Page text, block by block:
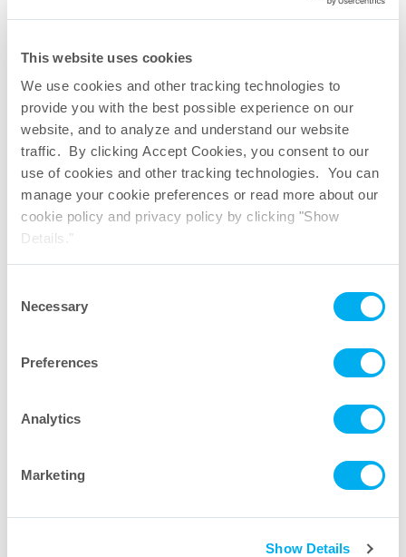
This website uses cookies
We use cookies and other tracking technologies to
provide you with the best possible experience on our
website, and to analyze and understand our website
traffic. By clicking Accept Cookies, you consent to our
use of cookies and other tracking technologies. You can
manage your cookie preferences or read more about our
cookie policy and privacy policy by clicking "Show
Details."
Selection
Necessary
Preferences
Analytics
Marketing
Show Details
Cartouches filtrantes à fibres creuses Seprapor®
Download PDF